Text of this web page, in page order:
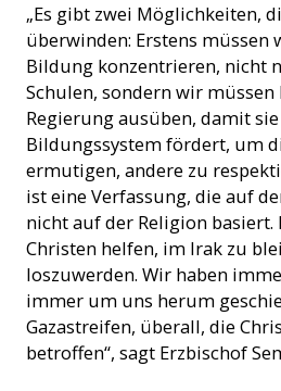
„Es gibt zwei Möglichkeiten,
überwinden: Erstens müssen
Bildung konzentrieren, nicht
Schulen, sondern wir
Regierung ausüben, damit
Bildungssystem fördert, um
ermutigen, andere zu
ist eine Verfassung, die auf
nicht auf der Religion basiert.
Christen helfen, im Irak zu
loszuwerden. Wir haben
immer um uns herum
Gazastreifen, überall, die
betroffen“, sagt Erzbischof